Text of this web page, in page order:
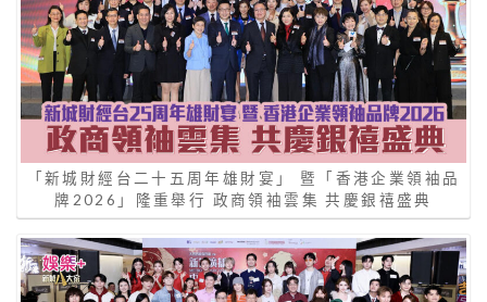
「新城財經台二十五周年雄財宴」 暨「香港企業領袖品
牌2026」隆重舉行 政商領袖雲集 共慶銀禧盛典